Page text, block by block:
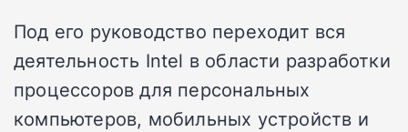
Под его руководство переходит вся
деятельность Intel в области разработки
процессоров для персональных
компьютеров, мобильных устройств и